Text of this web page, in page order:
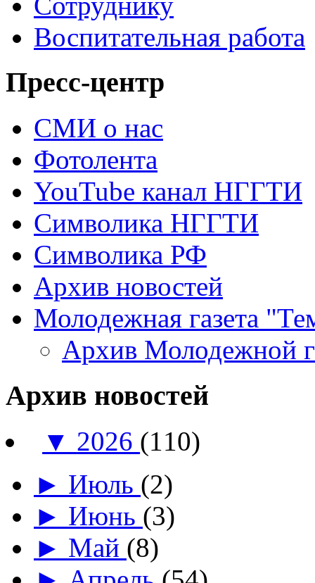
Воспитательная работа
Пресс-центр
СМИ о нас
Фотолента
YouTube канал НГГТИ
Символика НГГТИ
Символика РФ
Архив новостей
Молодежная газета
Архив Молодежной
Архив новостей
▼ 2026 (110)
► Июль (2)
► Июнь (3)
► Май (8)